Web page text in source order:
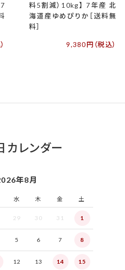
料5割減）10kg】 7年産 北
海道産ゆめぴりか［送料無
料］
9,380円（税込）
カレンダー
年8月
水 木 金 土
29 30 31 1
5 6 7 8
12 13 14 15